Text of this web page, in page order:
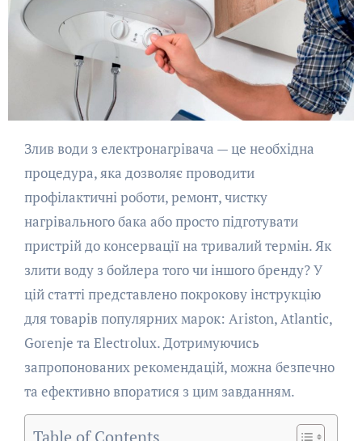
Злив води з електронагрівача — це необхідна
процедура, яка дозволяє проводити
профілактичні роботи, ремонт, чистку
нагрівального бака або просто підготувати
пристрій до консервації на тривалий термін. Як
злити воду з бойлера того чи іншого бренду? У
цій статті представлено покрокову інструкцію
для товарів популярних марок: Ariston, Atlantic,
Gorenje та Electrolux. Дотримуючись
запропонованих рекомендацій, можна безпечно
та ефективно впоратися з цим завданням.
Table of Contents